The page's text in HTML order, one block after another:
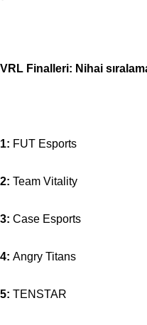
VRL Finalleri: Nihai
1: FUT Esports
2: Team Vitality
3: Case Esports
4: Angry Titans
5: TENSTAR